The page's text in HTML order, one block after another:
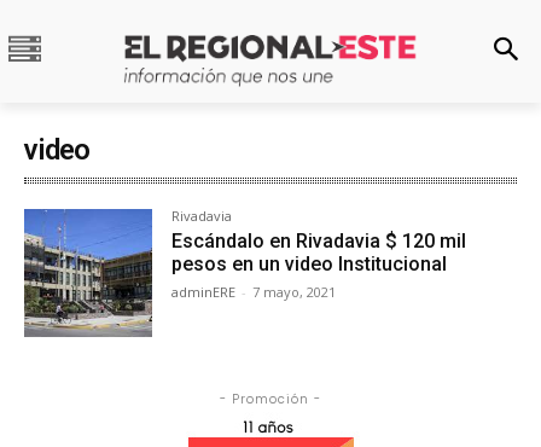
video
Rivadavia
Escándalo en Rivadavia $ 120 mil
pesos en un video Institucional
adminERE - 7 mayo, 2021
- Promoción -